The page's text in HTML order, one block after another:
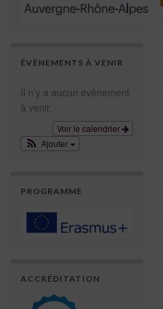
ÉVÈNEMENTS À VENIR
Il n’y a aucun évènement
à venir.
Voir le calendrier
Ajouter
PROGRAMME
ACCRÉDITATION